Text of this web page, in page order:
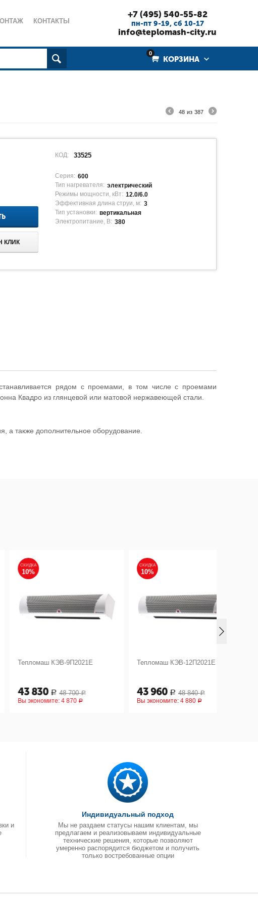
КОНТАКТЫ
+7 (495) 540-55-82
пн-пт 9-19, cб 10-17
info@teplomash-city.ru
0
КОРЗИНА
48 из 387
КЛИК
КОД: 33525
Серия: 600
Тип нагревателя: электрический
Режимы мощности, кВт: 12.0/6.0
Эффективная длина струи, м: 3
Тип установки: вертикальная
Электропитание, В: 380
рядом с проемами, в том числе с проемами
Квадро из глянцевой или матовой нержавеющей стали.
а также дополнительное оборудование.
КЭВ-9П2021Е
830 Р 48 700 Р
4 870 Р
Тепломаш КЭВ-12П2021Е
43 960 Р 48 840 Р
Вы экономите:4 880 Р
и
Индивидуальный подход
Мы не раздаем статусы нашим клиентам, мы
предлагаем и реализовываем индивидуальные
технические решения, которые позволяют
умеренно распорядится бюджетом и получить
только востребованные опции